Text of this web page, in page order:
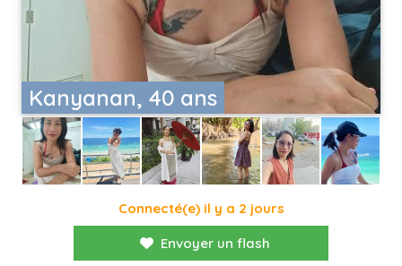
Kanyanan, 40 ans
Connecté(e) il y a 2 jours
Envoyer un flash